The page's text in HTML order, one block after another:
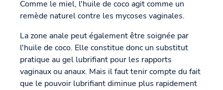
Comme le miel, l'huile de coco agit comme un
remède naturel contre les mycoses vaginales.
La zone anale peut également être soignée par
l'huile de coco. Elle constitue donc un substitut
pratique au gel lubrifiant pour les rapports
vaginaux ou anaux. Mais il faut tenir compte du fait
que le pouvoir lubrifiant diminue plus rapidement